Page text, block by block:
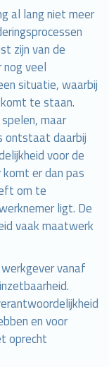
al lang niet meer
zijn van de
veel
situatie, waarbij
te staan.
maar
ontstaat daarbij
voor de
er dan pas
om te
ligt. De
vaak maatwerk
vanaf
en voor
oprecht